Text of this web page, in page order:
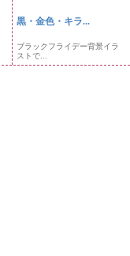
黒・金色・キラ...
ブラックフライデー背景イラ
ストで...